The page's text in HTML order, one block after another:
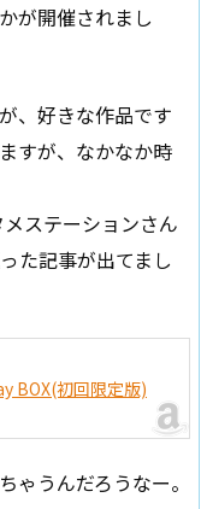
が開催されまし
、好きな作品です
すが、なかなか時
ステーションさん
た記事が出てまし
BOX(初回限定版)
ゃうんだろうなー。